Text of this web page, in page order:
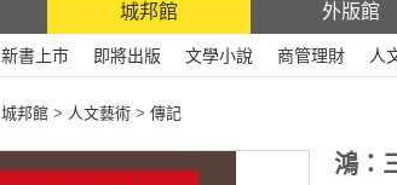
城邦館 外版館
新書上市 即將出版 文學小說 商管理財 人
城邦館 > 人文藝術 > 傳記
鴻：